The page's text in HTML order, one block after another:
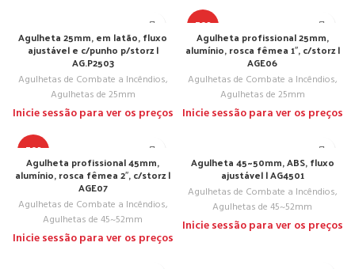
Agulheta 25mm, em latão, fluxo
ajustável e c/punho p/storz |
AG.P2503
Agulhetas de Combate a Incêndios,
Agulhetas de 25mm
Inicie sessão para ver os preços
TOP
Agulheta profissional 25mm,
alumínio, rosca fêmea 1″, c/storz |
AGE06
Agulhetas de Combate a Incêndios,
Agulhetas de 25mm
Inicie sessão para ver os preços
TOP
Agulheta profissional 45mm,
alumínio, rosca fêmea 2″, c/storz |
AGE07
Agulhetas de Combate a Incêndios,
Agulhetas de 45~52mm
Inicie sessão para ver os preços
Agulheta 45~50mm, ABS, fluxo
ajustável | AG4501
Agulhetas de Combate a Incêndios,
Agulhetas de 45~52mm
Inicie sessão para ver os preços